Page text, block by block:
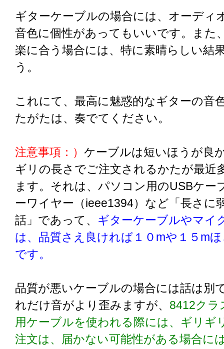
ギターケーブルの場合には、オーディ
音色に個性があってもいいです。また
楽に合う場合には、特に素晴らしい結
う。
これにて、最高に魅惑的なギターの音
たがたは、奏でてください。
注意事項：） ケーブルは短いほうが良
ギリの長さでご注文されるかたが最近
ます。それは、パソコン用のUSBケー
ーワイヤー（ieee1394）など「長さに
話」であって、 ギターケーブルやマイ
は、品質さえ良ければ１０mや１５m
です。
品質が悪いケーブルの場合には話は別
れだけ音がより歪みますが、 8412クラ
用ケーブルを使われる際には、ギリギ
注文は、届かない可能性がある場合に